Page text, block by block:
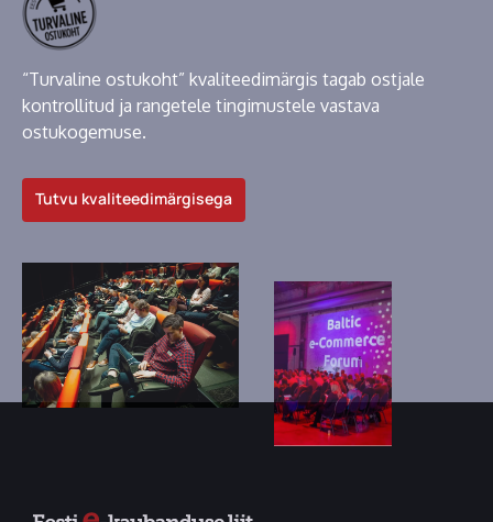
“Turvaline ostukoht” kvaliteedimärgis tagab ostjale
kontrollitud ja rangetele tingimustele vastava
ostukogemuse.
Tutvu kvaliteedimärgisega